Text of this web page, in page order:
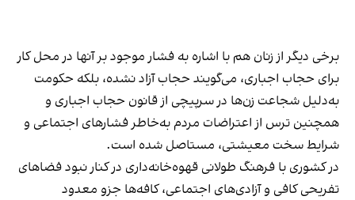
برخی دیگر از زنان هم با اشاره به فشار موجود بر آنها در محل کار
برای حجاب اجباری، می‌گویند حجاب آزاد نشده، بلکه حکومت
به‌دلیل شجاعت زن‌ها در سرپیچی از قانون حجاب اجباری و
همچنین ترس از اعتراضات مردم به‌خاطر فشارهای اجتماعی و
شرایط سخت معیشتی، مستاصل شده است.
در کشوری با فرهنگ طولانی قهوه‌‌خانه‌داری در کنار نبود فضاهای
تفریحی کافی و آزادی‌های اجتماعی، کافه‌ها جزو معدود